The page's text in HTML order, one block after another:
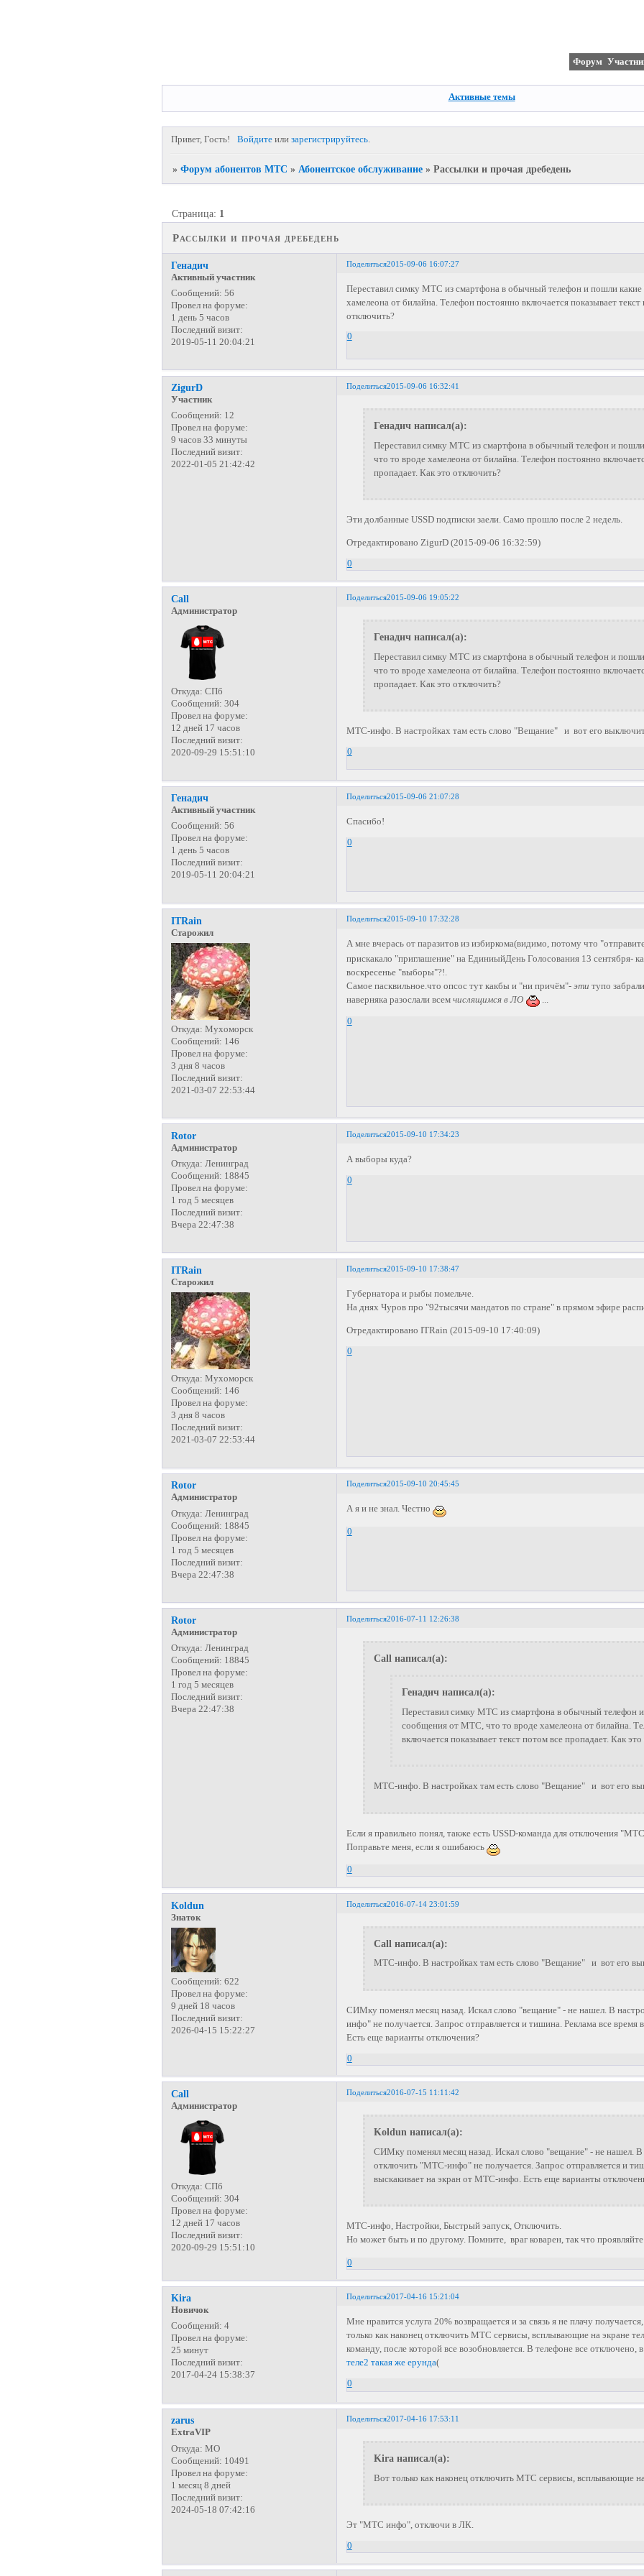
Форум
Активные темы
Привет, Гость! Войдитеили зарегистрируйтесь.
» Форум абонентов МТС » Абонентское обслуживание » Рассылки и прочая дребедень
Рассылки и прочая дребедень
Страница: 1
Поделиться2015-09-06 16:07:27
Генадич
Активный участник
Сообщений: 56
Провел на форуме:
1 день 5 часов
Последний визит:
2019-05-11 20:04:21
Переставил симку МТС из смартфона в обычный телефон и пошли
хамелеона от билайна. Телефон постоянно включается показывает
отключить?
0
Поделиться2015-09-06 16:32:41
ZigurD
Участник
Сообщений: 12
Провел на форуме:
9 часов 33 минуты
Последний визит:
2022-01-05 21:42:42
Генадич написал(а):
Переставил симку МТС из смартфона в обычный телефон и
что то вроде хамелеона от билайна. Телефон постоянно
пропадает. Как это отключить?
Эти долбанные USSD подписки заели. Само прошло после 2 недель.
Отредактировано ZigurD (2015-09-06 16:32:59)
0
Поделиться2015-09-06 19:05:22
Call
Администратор
Откуда: СПб
Сообщений: 304
Провел на форуме:
12 дней 17 часов
Последний визит:
2020-09-29 15:51:10
Генадич написал(а):
Переставил симку МТС из смартфона в обычный телефон и
что то вроде хамелеона от билайна. Телефон постоянно
пропадает. Как это отключить?
МТС-инфо. В настройках там есть слово "Вещание" и вот его
0
Поделиться2015-09-06 21:07:28
Генадич
Активный участник
Сообщений: 56
Провел на форуме:
1 день 5 часов
Последний визит:
2019-05-11 20:04:21
Спасибо!
0
Поделиться2015-09-10 17:32:28
ITRain
Старожил
Откуда: Мухоморск
Сообщений: 146
Провел на форуме:
3 дня 8 часов
Последний визит:
2021-03-07 22:53:44
А мне вчерась от паразитов из избиркома(видимо, потому что
прискакало "приглашение" на ЕдиниыйДень Голосования 13 сентября-
воскресенье "выборы"?!.
Самое пасквильное.что опсос тут какбы и "ни причём"- эти тупо
наверняка разослали всем числящимся в ЛО ...
0
Поделиться2015-09-10 17:34:23
Rotor
Администратор
Откуда: Ленинград
Сообщений: 18845
Провел на форуме:
1 год 5 месяцев
Последний визит:
Вчера 22:47:38
А выборы куда?
0
Поделиться2015-09-10 17:38:47
ITRain
Старожил
Откуда: Мухоморск
Сообщений: 146
Провел на форуме:
3 дня 8 часов
Последний визит:
2021-03-07 22:53:44
Губернатора и рыбы помельче.
На днях Чуров про "92тысячи мандатов по стране" в прямом эфире
Отредактировано ITRain (2015-09-10 17:40:09)
0
Поделиться2015-09-10 20:45:45
Rotor
Администратор
Откуда: Ленинград
Сообщений: 18845
Провел на форуме:
1 год 5 месяцев
Последний визит:
Вчера 22:47:38
А я и не знал. Честно
0
Поделиться2016-07-11 12:26:38
Rotor
Администратор
Откуда: Ленинград
Сообщений: 18845
Провел на форуме:
1 год 5 месяцев
Последний визит:
Вчера 22:47:38
Call написал(а):
Генадич написал(а):
Переставил симку МТС из смартфона в обычный телефон
сообщения от МТС, что то вроде хамелеона от билайна.
включается показывает текст потом все пропадает. Как
МТС-инфо. В настройках там есть слово "Вещание" и вот его
Если я правильно понял, также есть USSD-команда для отключения
Поправьте меня, если я ошибаюсь
0
Поделиться2016-07-14 23:01:59
Koldun
Знаток
Сообщений: 622
Провел на форуме:
9 дней 18 часов
Последний визит:
2026-04-15 15:22:27
Call написал(а):
МТС-инфо. В настройках там есть слово "Вещание" и вот его
СИМку поменял месяц назад. Искал слово "вещание" - не нашел. В
инфо" не получается. Запрос отправляется и тишина. Реклама все
Есть еще варианты отключения?
0
Поделиться2016-07-15 11:11:42
Call
Администратор
Откуда: СПб
Сообщений: 304
Провел на форуме:
12 дней 17 часов
Последний визит:
2020-09-29 15:51:10
Koldun написал(а):
СИМку поменял месяц назад. Искал слово "вещание" - не нашел. В
отключить "МТС-инфо" не получается. Запрос отправляется и
выскакивает на экран от МТС-инфо. Есть еще варианты
МТС-инфо, Настройки, Быстрый эапуск, Отключить.
Но может быть и по другому. Помните, враг коварен, так что
0
Поделиться2017-04-16 15:21:04
Kira
Новичок
Сообщений: 4
Провел на форуме:
25 минут
Последний визит:
2017-04-24 15:38:37
Мне нравится услуга 20% возвращается и за связь я не плачу
только как наконец отключить МТС сервисы, всплывающие на экране
команду, после которой все возобновляется. В телефоне все
теле2 такая же ерунда(
0
Поделиться2017-04-16 17:53:11
zarus
ExtraVIP
Откуда: МО
Сообщений: 10491
Провел на форуме:
1 месяц 8 дней
Последний визит:
2024-05-18 07:42:16
Kira написал(а):
Вот только как наконец отключить МТС сервисы, всплывающие
Эт "МТС инфо", отключи в ЛК.
0